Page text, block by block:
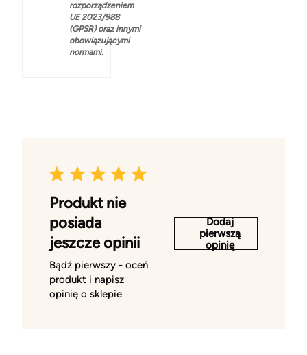
rozporządzeniem
UE 2023/988
(GPSR) oraz innymi
obowiązującymi
normami.
Produkt nie
posiada
jeszcze opinii
Bądź pierwszy - oceń
produkt i napisz
opinię o sklepie
Dodaj
pierwszą
opinię